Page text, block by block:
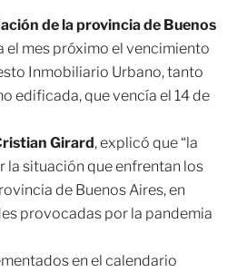
de la provincia de Buenos
el mes próximo el vencimiento
Inmobiliario Urbano, tanto
edificada, que vencía el 14 de
Girard, explicó que “la
la situación que enfrentan los
de Buenos Aires, en
provocadas por la pandemia
en el calendario